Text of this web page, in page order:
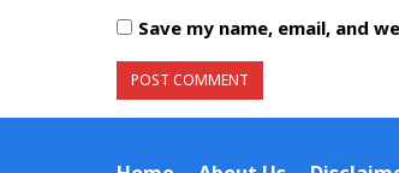
Save my name, email, and